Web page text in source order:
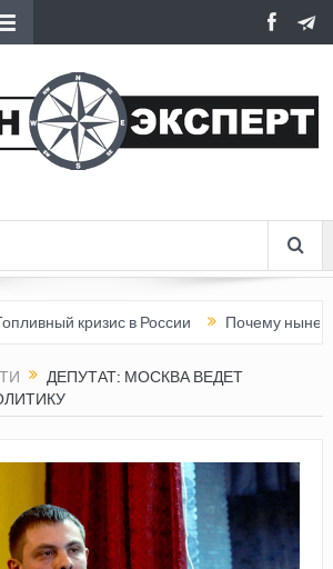
кризис в России Почему нынешняя
ДЕПУТАТ: МОСКВА ВЕДЕТ